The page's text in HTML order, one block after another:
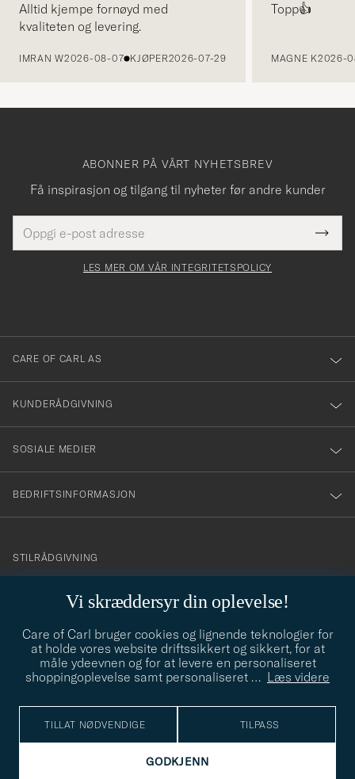
Alltid kjempe fornøyd med
kvaliteten og levering.
IMRAN W2026-08-07 KJØPER2026-07-29
Topp👍
MAGNE K2026-
Vi skræddersyr din oplevelse!
Care of Carl bruger cookies og lignende teknologier for
at holde vores website driftssikkert og sikkert, for at
måle ydeevnen og for at levere en personaliseret
shoppingoplevelse samt personaliseret … Læs videre
TILLAT NØDVENDIGE TILPASS
GODKJENN
ABONNER PÅ VÅRT NYHETSBREV
Få inspirasjon og tilgang til nyheter før andre kunder
postadresse
felt
Tack
för
dig
till
vårt
nyhetsbrev!
LES MER OM VÅR INTEGRITETSPOLICY
CARE OF CARL AS
KUNDERÅDGIVNING
SOSIALE MEDIER
BEDRIFTSINFORMASJON
info@careofcarl.no
STILRÅDGIVNING
STILRÅDGIVNING
© Care of Carl 2026